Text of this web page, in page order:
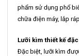
phẩm sử dụng phổ
chữa điện máy, lắp
Lưỡi kìm thiết kế
Đặc biệt, lưỡi kìm